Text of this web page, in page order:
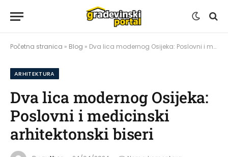
Početna stranica » Blog » Dva lica modernog Osijeka: Poslovni i medicinski arhitektonski biseri
ARHITEKTURA
Dva lica modernog Osijeka:
Poslovni i medicinski
arhitektonski biseri